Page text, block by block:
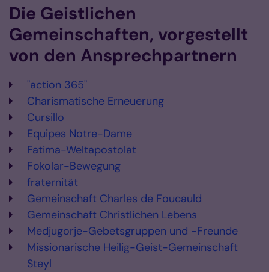
Die Geistlichen
Gemeinschaften, vorgestellt
von den Ansprechpartnern
"action 365"
Charismatische Erneuerung
Cursillo
Equipes Notre-Dame
Fatima-Weltapostolat
Fokolar-Bewegung
fraternität
Gemeinschaft Charles de Foucauld
Gemeinschaft Christlichen Lebens
Medjugorje-Gebetsgruppen und -Freunde
Missionarische Heilig-Geist-Gemeinschaft
Steyl